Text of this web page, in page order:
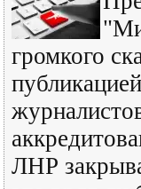
громкого
ЛНР